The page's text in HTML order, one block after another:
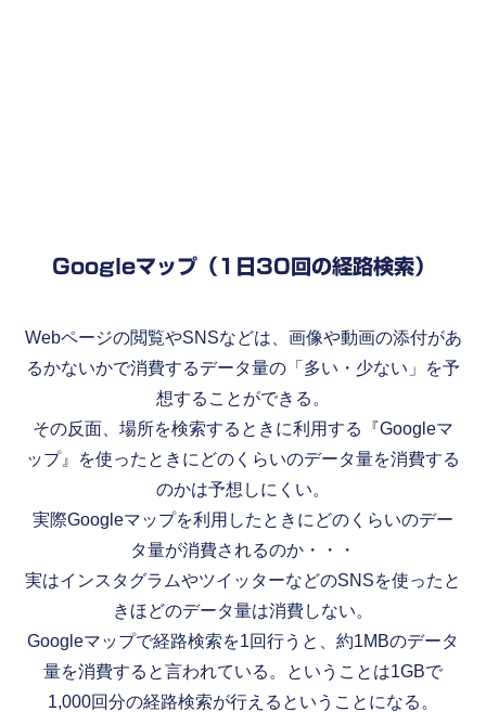
Googleマップ（1日30回の経路検索）
Webページの閲覧やSNSなどは、画像や動画の添付があ
るかないかで消費するデータ量の「多い・少ない」を予
想することができる。
その反面、場所を検索するときに利用する『Googleマ
ップ』を使ったときにどのくらいのデータ量を消費する
のかは予想しにくい。
実際Googleマップを利用したときにどのくらいのデー
タ量が消費されるのか・・・
実はインスタグラムやツイッターなどのSNSを使ったと
きほどのデータ量は消費しない。
Googleマップで経路検索を1回行うと、約1MBのデータ
量を消費すると言われている。ということは1GBで
1,000回分の経路検索が行えるということになる。